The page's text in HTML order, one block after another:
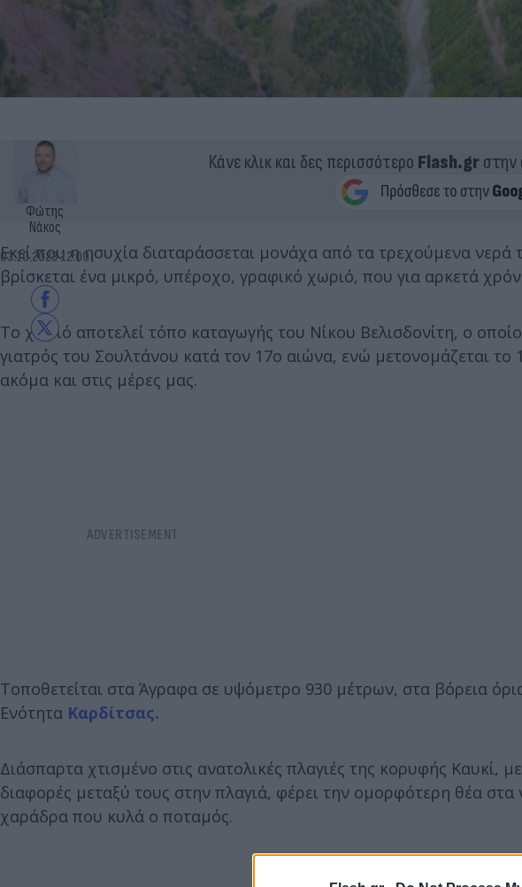
Φώτης
Νάκος
03.10.2023 12:00
Κάνε κλικ και δες περισσότερο Flash.grστην
Εκεί που η ησυχία διαταράσσεται μονάχα από τα τρεχούμενα νερά
βρίσκεται ένα μικρό, υπέροχο, γραφικό χωριό, που για αρκετά
Το χωριό αποτελεί τόπο καταγωγής του Νίκου Βελισδονίτη, ο
γιατρός του Σουλτάνου κατά τον 17ο αιώνα, ενώ μετονομάζεται το
ακόμα και στις μέρες μας.
Τοποθετείται στα Άγραφα σε υψόμετρο 930 μέτρων, στα βόρεια
Ενότητα Καρδίτσας.
Διάσπαρτα χτισμένο στις ανατολικές πλαγιές της κορυφής Καυκί,
διαφορές μεταξύ τους στην πλαγιά, φέρει την ομορφότερη θέα
χαράδρα που κυλά ο ποταμός.